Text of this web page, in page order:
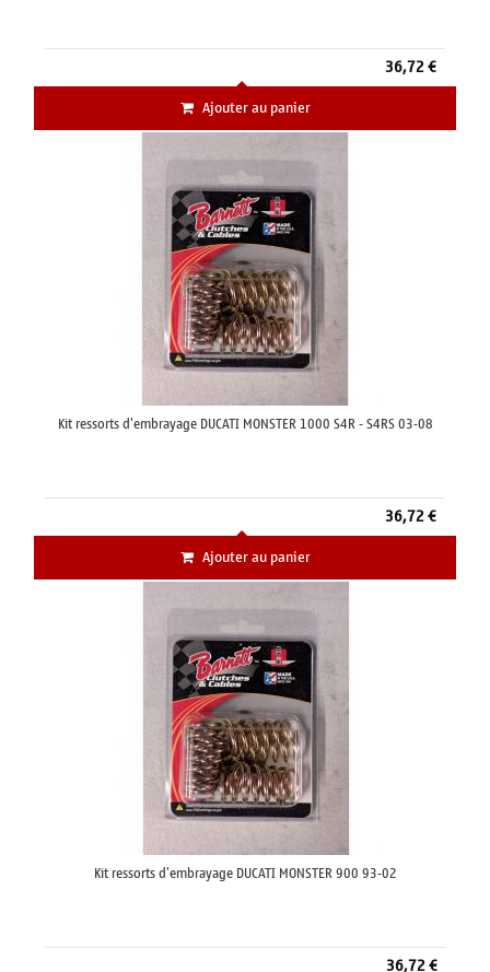
36,72 €
Ajouter au panier
Kit ressorts d'embrayage DUCATI MONSTER 1000 S4R - S4RS 03-08
36,72 €
Ajouter au panier
Kit ressorts d'embrayage DUCATI MONSTER 900 93-02
36,72 €